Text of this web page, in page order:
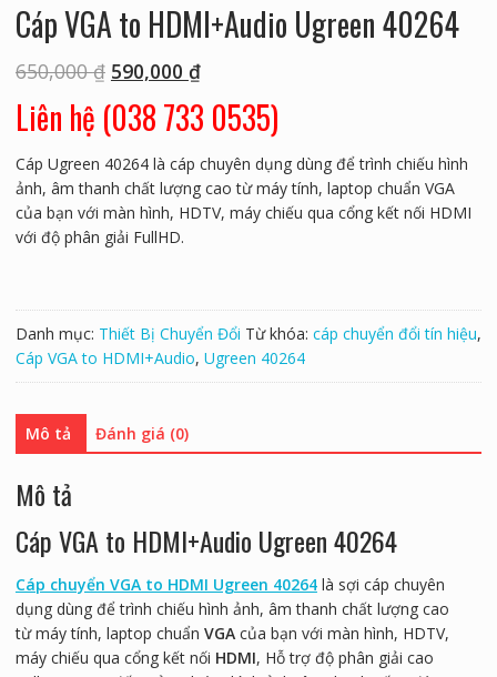
Cáp VGA to HDMI+Audio Ugreen 40264
650,000₫ 590,000 ₫
Liên hệ (038 733 0535)
Cáp Ugreen 40264 là cáp chuyên dụng dùng để trình chiếu hình
ảnh, âm thanh chất lượng cao từ máy tính, laptop chuẩn VGA
của bạn với màn hình, HDTV, máy chiếu qua cổng kết nối HDMI
với độ phân giải FullHD.
Danh mục: Thiết Bị Chuyển Đổi Từ khóa: cáp chuyển đổi tín hiệu,
Cáp VGA to HDMI+Audio, Ugreen 40264
Mô tả Đánh giá (0)
Mô tả
Cáp VGA to HDMI+Audio Ugreen 40264
Cáp chuyển VGA to HDMI Ugreen 40264là sợi cáp chuyên
dụng dùng để trình chiếu hình ảnh, âm thanh chất lượng cao
từ máy tính, laptop chuẩn VGAcủa bạn với màn hình, HDTV,
máy chiếu qua cổng kết nối HDMI, Hỗ trợ độ phân giải cao